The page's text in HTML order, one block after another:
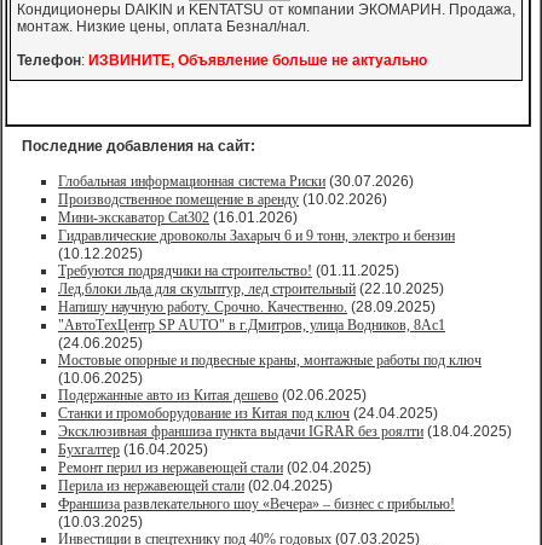
Кондиционеры DAIKIN и KENTATSU от компании ЭКОМАРИН. Продажа,
монтаж. Низкие цены, оплата Безнал/нал.
Телефон: ИЗВИНИТЕ, Объявление больше не актуально
Последние добавления на сайт:
Глобальная информационная система Риски (30.07.2026)
Производственное помещение в аренду (10.02.2026)
Мини-экскаватор Cat302 (16.01.2026)
Гидравлические дровоколы Захарыч 6 и 9 тонн, электро и бензин
(10.12.2025)
Требуются подрядчики на строительство! (01.11.2025)
Лед,блоки льда для скульптур, лед строительный (22.10.2025)
Напишу научную работу. Срочно. Качественно. (28.09.2025)
"АвтоТехЦентр SP AUTO" в г.Дмитров, улица Водников, 8Ас1
(24.06.2025)
Мостовые опорные и подвесные краны, монтажные работы под ключ
(10.06.2025)
Подержанные авто из Китая дешево (02.06.2025)
Станки и промоборудование из Китая под ключ (24.04.2025)
Эксклюзивная франшиза пункта выдачи IGRAR без роялти (18.04.2025)
Бухгалтер (16.04.2025)
Ремонт перил из нержавеющей стали (02.04.2025)
Перила из нержавеющей стали (02.04.2025)
Франшиза развлекательного шоу «Вечера» – бизнес с прибылью!
(10.03.2025)
Инвестиции в спецтехнику под 40% годовых (07.03.2025)